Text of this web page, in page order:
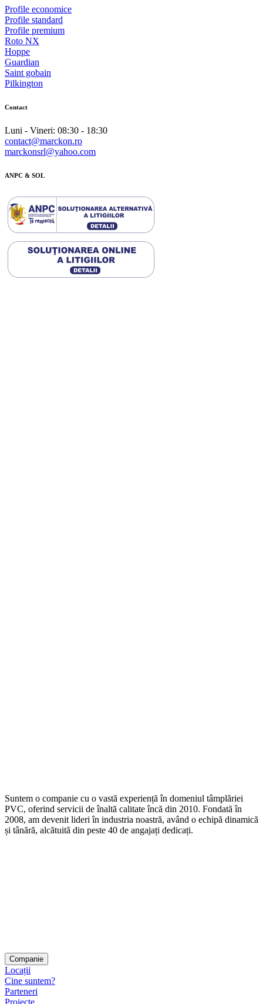
Profile economice
Profile standard
Profile premium
Roto NX
Hoppe
Guardian
Saint gobain
Pilkington
Contact
Luni - Vineri: 08:30 - 18:30
contact@marckon.ro
marckonsrl@yahoo.com
ANPC & SOL
Suntem o companie cu o vastă experiență în domeniul tâmplăriei
PVC, oferind servicii de înaltă calitate încă din 2010. Fondată în
2008, am devenit lideri în industria noastră, având o echipă dinamică
și tânără, alcătuită din peste 40 de angajați dedicați.
Companie
Locații
Cine suntem?
Parteneri